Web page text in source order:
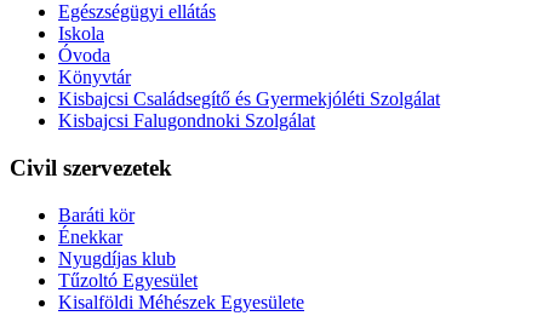
Egészségügyi ellátás
Iskola
Óvoda
Könyvtár
Kisbajcsi Családsegítő és Gyermekjóléti Szolgálat
Kisbajcsi Falugondnoki Szolgálat
Civil szervezetek
Baráti kör
Énekkar
Nyugdíjas klub
Tűzoltó Egyesület
Kisalföldi Méhészek Egyesülete